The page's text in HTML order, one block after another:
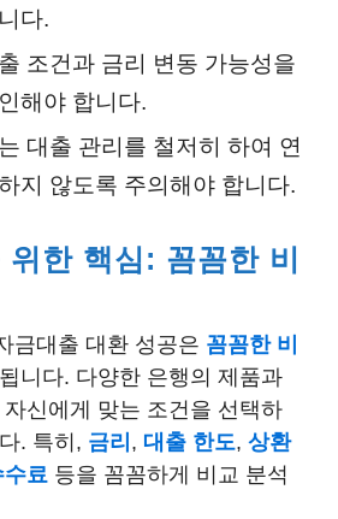
다.
조건과 금리 변동 가능성을
해야 합니다.
대출 관리를 철저히 하여 연
지 않도록 주의해야 합니다.
한 핵심: 꼼꼼한 비
금대출 대환 성공은 꼼꼼한 비
니다. 다양한 은행의 제품과
신에게 맞는 조건을 선택하
. 특히, 금리 , 대출 한도, 상환
수료 등을 꼼꼼하게 비교 분석